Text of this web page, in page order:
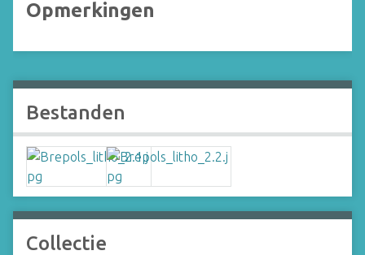
Opmerkingen
Bestanden
Collectie